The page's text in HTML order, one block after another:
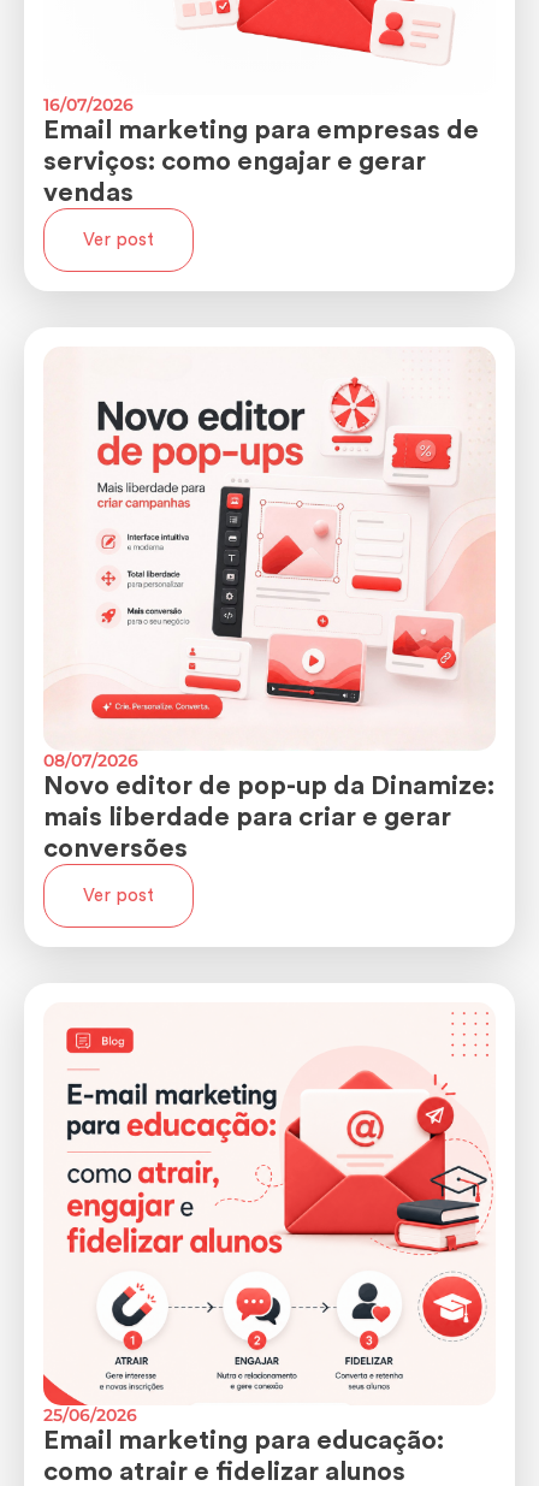
16/07/2026
Email marketing para empresas de
serviços: como engajar e gerar
vendas
Ver post
08/07/2026
Novo editor de pop-up da Dinamize:
mais liberdade para criar e gerar
conversões
Ver post
25/06/2026
Email marketing para educação:
como atrair e fidelizar alunos